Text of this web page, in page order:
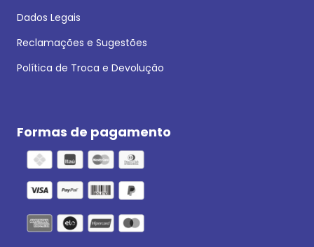
Dados Legais
Reclamações e Sugestões
Política de Troca e Devolução
Formas de pagamento